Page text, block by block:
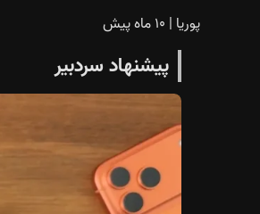
پوریا | ۱۰ ماه پیش
پیشنهاد سردبیر